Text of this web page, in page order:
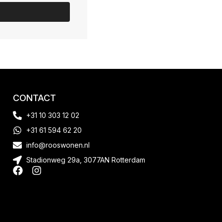
CONTACT
+31 10 303 12 02
+31 61 594 62 20
info@rooswonen.nl
Stadionweg 29a, 3077AN Rotterdam